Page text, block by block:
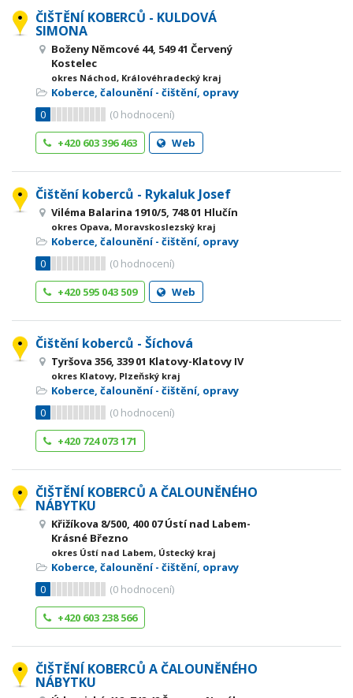
ČIŠTĚNÍ KOBERCŮ - KULDOVÁ
SIMONA
Boženy Němcové 44, 549 41 Červený
Kostelec
okres Náchod, Královéhradecký kraj
Koberce, čalounění - čištění, opravy
0
(0 hodnocení)
+420 603 396 463
Web
Čištění koberců - Rykaluk Josef
Viléma Balarina 1910/5, 748 01 Hlučín
okres Opava, Moravskoslezský kraj
Koberce, čalounění - čištění, opravy
0
(0 hodnocení)
+420 595 043 509
Web
Čištění koberců - Šíchová
Tyršova 356, 339 01 Klatovy-Klatovy IV
okres Klatovy, Plzeňský kraj
Koberce, čalounění - čištění, opravy
0
(0 hodnocení)
+420 724 073 171
ČIŠTĚNÍ KOBERCŮ A ČALOUNĚNÉHO
NÁBYTKU
Křižíkova 8/500, 400 07 Ústí nad Labem-
Krásné Březno
okres Ústí nad Labem, Ústecký kraj
Koberce, čalounění - čištění, opravy
0
(0 hodnocení)
+420 603 238 566
ČIŠTĚNÍ KOBERCŮ A ČALOUNĚNÉHO
NÁBYTKU